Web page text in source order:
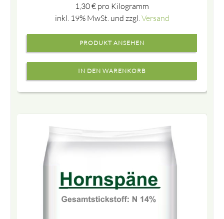
1,30€ pro Kilogramm
inkl. 19% MwSt. und zzgl.Versand
PRODUKT ANSEHEN